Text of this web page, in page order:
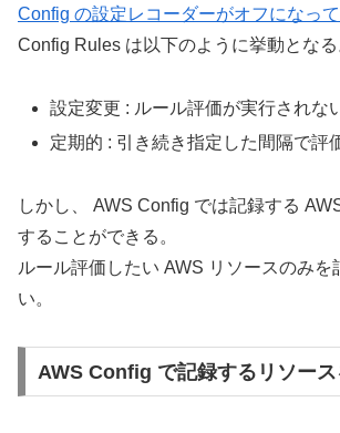
Config の設定レコーダーがオフになっ
Config Rules は以下のように挙動となる
設定変更 : ルール評価が実行されな
定期的 : 引き続き指定した間隔で評
しかし、 AWS Config では記録する
することができる。
ルール評価したい AWS リソースのみを
い。
AWS Config で記録するリソー